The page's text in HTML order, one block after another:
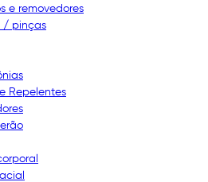
e removedores
/ pinças
Repelentes